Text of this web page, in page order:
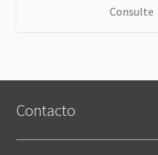
Consulte
Contacto